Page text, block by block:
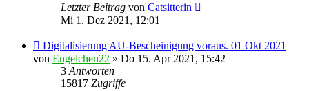
Letzter Beitrag von Catsitterin
Mi 1. Dez 2021, 12:01
Digitalisierung AU-Bescheinigung voraus. 01 Okt 2021
von Engelchen22 » Do 15. Apr 2021, 15:42
3Antworten
15817 Zugriffe